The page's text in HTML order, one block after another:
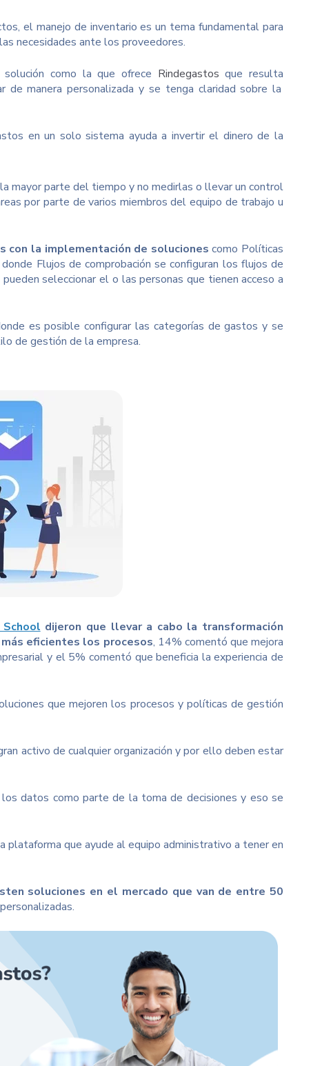
el manejo de inventario es un tema fundamental para
necesidades ante los proveedores.
como la que ofrece Rindegastosque resulta
de manera personalizada y se tenga claridad sobre la
en un solo sistema ayuda a invertir el dinero de la
mayor parte del tiempo y no medirlas o llevar un control
por parte de varios miembros del equipo de trabajo u
con la implementación de soluciones como Políticas
Flujos de comprobación se configuran los flujos de
seleccionar el o las personas que tienen acceso a
es posible configurar las categorías de gastos y se
de gestión de la empresa.
dijeron que llevar a cabo la transformación
eficientes los procesos, 14% comentó que mejora
y el 5% comentó que beneficia la experiencia de
que mejoren los procesos y políticas de gestión
activo de cualquier organización y por ello deben estar
datos como parte de la toma de decisiones y eso se
plataforma que ayude al equipo administrativo a tener en
soluciones en el mercado que van de entre 50